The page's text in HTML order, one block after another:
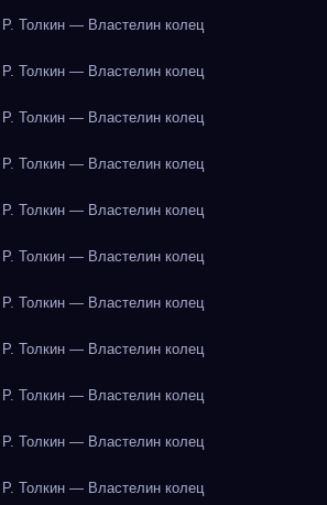
Толкин — Властелин колец
Толкин — Властелин колец
Толкин — Властелин колец
Толкин — Властелин колец
Толкин — Властелин колец
Толкин — Властелин колец
Толкин — Властелин колец
Толкин — Властелин колец
Толкин — Властелин колец
Толкин — Властелин колец
Толкин — Властелин колец